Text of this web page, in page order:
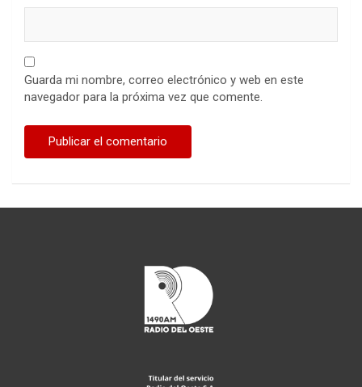
Guarda mi nombre, correo electrónico y web en este
navegador para la próxima vez que comente.